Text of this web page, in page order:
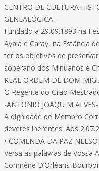
CENTRO DE CULTURA
GENEALÓGICA
Fundado a 29.09.1893 na
Ayala e Caray, na Estância
ter os objetivos de
soberano dos Minuanos e
REAL ORDEM DE DOM
O Regente do Grão
-ANTONIO JOAQUIM
A dignidade de Membro
deveres inerentes. Aos
• COMENDA DA PAZ
Versa as palavras de Vossa
Comnène D’Orléans-